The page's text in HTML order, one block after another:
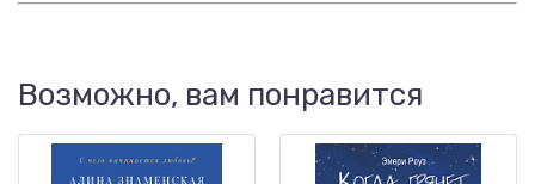
Возможно, вам понравится